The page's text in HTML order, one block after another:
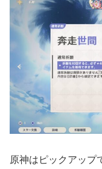
原神はピックアップ